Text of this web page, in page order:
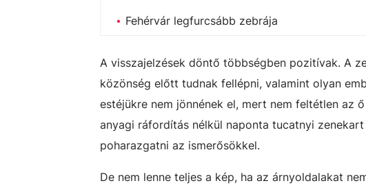
Fehérvár legfurcsább zebrája
A visszajelzések döntő többségben pozitívak. A
közönség előtt tudnak fellépni, valamint olyan
estéjükre nem jönnének el, mert nem feltétlen az
anyagi ráfordítás nélkül naponta tucatnyi
poharazgatni az ismerősökkel.
De nem lenne teljes a kép, ha az árnyoldalakat